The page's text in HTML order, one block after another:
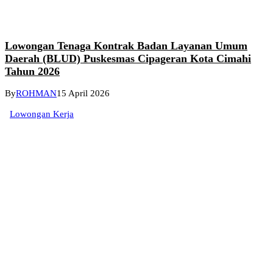
Lowongan Tenaga Kontrak Badan Layanan Umum
Daerah (BLUD) Puskesmas Cipageran Kota Cimahi
Tahun 2026
ByROHMAN15 April 2026
Lowongan Kerja